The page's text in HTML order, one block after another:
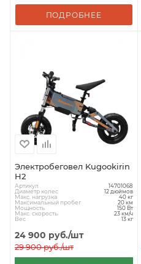
ПОДРОБНЕЕ
Электробеговел Kugookirin
H2
Артикул 14701068
Диаметр колес 12 дюймов
Макс. нагрузка 40 кг
Максимальный пробег 20 км
Мощность 150 Вт
Макс. скорость 23 км/ч
Вес 13 кг
24 900 руб./шт
29 900руб./шт